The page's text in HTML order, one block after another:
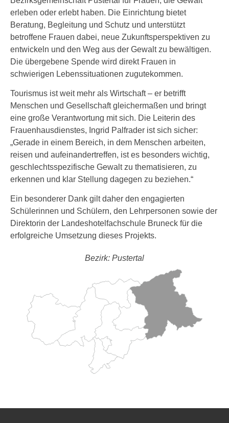
erleben oder erlebt haben. Die Einrichtung bietet
Beratung, Begleitung und Schutz und unterstützt
betroffene Frauen dabei, neue Zukunftsperspektiven zu
entwickeln und den Weg aus der Gewalt zu bewältigen.
Die übergebene Spende wird direkt Frauen in
schwierigen Lebenssituationen zugutekommen.
Tourismus ist weit mehr als Wirtschaft – er betrifft
Menschen und Gesellschaft gleichermaßen und bringt
eine große Verantwortung mit sich. Die Leiterin des
Frauenhausdienstes, Ingrid Palfrader ist sich sicher:
„Gerade in einem Bereich, in dem Menschen arbeiten,
reisen und aufeinandertreffen, ist es besonders wichtig,
geschlechtsspezifische Gewalt zu thematisieren, zu
erkennen und klar Stellung dagegen zu beziehen.“
Ein besonderer Dank gilt daher den engagierten
Schülerinnen und Schülern, den Lehrpersonen sowie der
Direktorin der Landeshotelfachschule Bruneck für die
erfolgreiche Umsetzung dieses Projekts.
Bezirk: Pustertal